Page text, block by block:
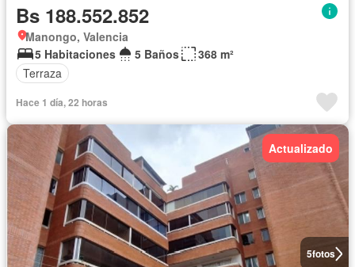
Bs 188.552.852
Manongo, Valencia
5 Habitaciones
5 Baños
368 m²
Terraza
Hace 1 día, 22 horas
5fotos
Actualizado